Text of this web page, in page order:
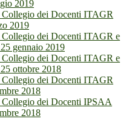
2019
Collegio dei Docenti ITAGR
2019
Collegio dei Docenti ITAGR e
gennaio 2019
Collegio dei Docenti ITAGR e
ottobre 2018
Collegio dei Docenti ITAGR
2018
Collegio dei Docenti IPSAA
2018